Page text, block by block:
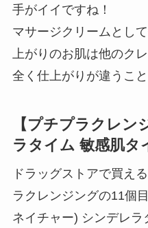
手がイイですね！
マサージクリームとし
上がりのお肌は他のク
全く仕上がりが違うこ
【プチプラクレン
ラタイム 敏感肌タ
ドラッグストアで買え
ラクレンジングの11個
ネイチャー) シンデレ